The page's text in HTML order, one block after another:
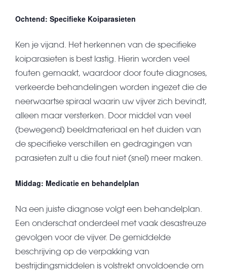
Ochtend: Specifieke Koiparasieten
Ken je vijand. Het herkennen van de specifieke
koiparasieten is best lastig. Hierin worden veel
fouten gemaakt, waardoor door foute diagnoses,
verkeerde behandelingen worden ingezet die de
neerwaartse spiraal waarin uw vijver zich bevindt,
alleen maar versterken. Door middel van veel
(bewegend) beeldmateriaal en het duiden van
de specifieke verschillen en gedragingen van
parasieten zult u die fout niet (snel) meer maken.
Middag: Medicatie en behandelplan
Na een juiste diagnose volgt een behandelplan.
Een onderschat onderdeel met vaak desastreuze
gevolgen voor de vijver. De gemiddelde
beschrijving op de verpakking van
bestrijdingsmiddelen is volstrekt onvoldoende om